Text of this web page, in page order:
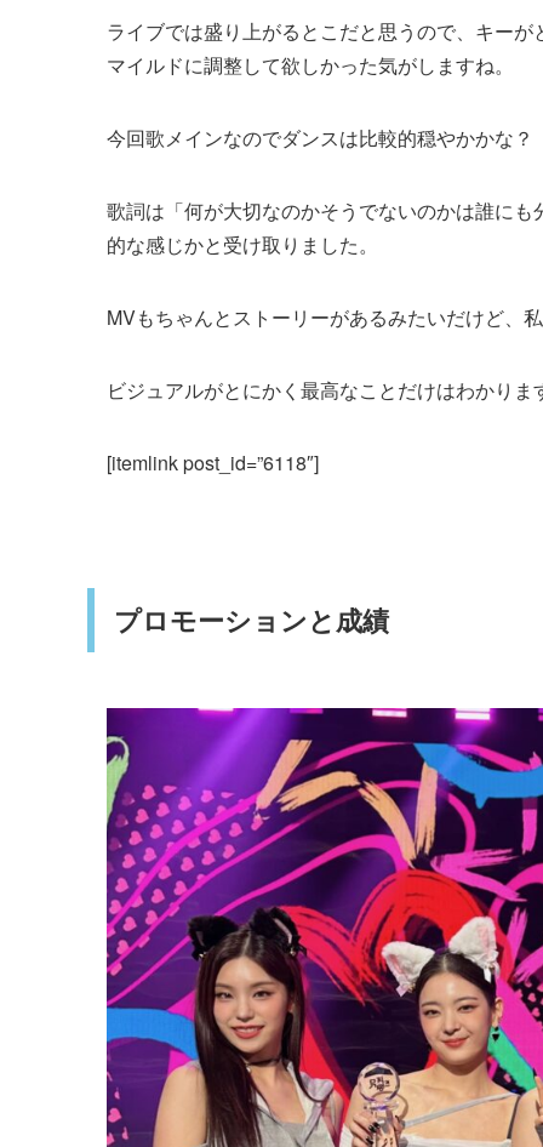
ライブでは盛り上がるとこだと思うので、キー
マイルドに調整して欲しかった気がしますね。
今回歌メインなのでダンスは比較的穏やかかな？
歌詞は「何が大切なのかそうでないのかは誰に
的な感じかと受け取りました。
MVもちゃんとストーリーがあるみたいだけど、
ビジュアルがとにかく最高なことだけはわかりま
[itemlink post_id=”6118″]
プロモーションと成績